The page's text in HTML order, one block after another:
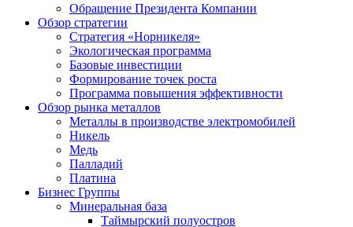
Обращение Президента Компании
Обзор стратегии
Стратегия «Норникеля»
Экологическая программа
Базовые инвестиции
Формирование точек роста
Программа повышения эффективности
Обзор рынка металлов
Металлы в производстве электромобилей
Никель
Медь
Палладий
Платина
Бизнес Группы
Минеральная база
Таймырский полуостров